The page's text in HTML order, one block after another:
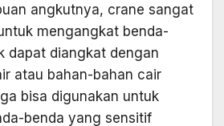
angkutnya, crane sangat
mengangkat benda-
dapat diangkat dengan
atau bahan-bahan cair
bisa digunakan untuk
benda yang sensitif